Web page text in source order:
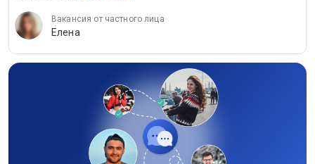
Вакансия от частного лица
Елена